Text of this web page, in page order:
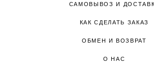
САМОВЫВОЗ И
КАК СДЕЛАТЬ ЗАКАЗ
ОБМЕН И ВОЗВРАТ
О НАС